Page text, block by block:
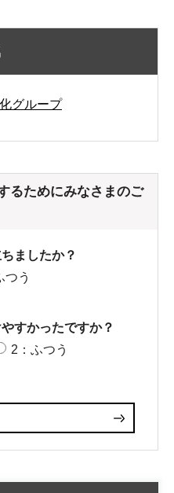
グループ
るためにみなさまのご
ましたか？
つう
すかったですか？
2：ふつう